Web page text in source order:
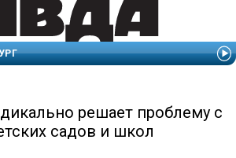
решает проблему с
садов и школ